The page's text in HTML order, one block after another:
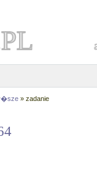
» zadanie